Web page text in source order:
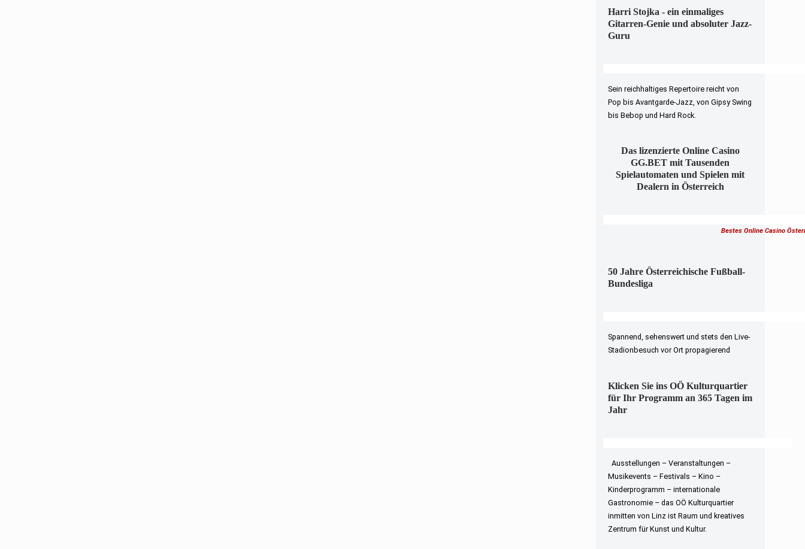
Harri Stojka - ein einmaliges
Gitarren-Genie und absoluter Jazz-
Guru
Sein reichhaltiges Repertoire reicht von
Pop bis Avantgarde-Jazz, von Gipsy Swing
bis Bebop und Hard Rock.
Das lizenzierte Online Casino
GG.BET mit Tausenden
Spielautomaten und Spielen mit
Dealern in Österreich
Bestes Online Casino
50 Jahre Österreichische Fußball-
Bundesliga
Spannend, sehenswert und stets den Live-
Stadionbesuch vor Ort propagierend
Klicken Sie ins OÖ Kulturquartier
für Ihr Programm an 365 Tagen im
Jahr
Ausstellungen – Veranstaltungen –
Musikevents – Festivals – Kino –
Kinderprogramm – internationale
Gastronomie – das OÖ Kulturquartier
inmitten von Linz ist Raum und kreatives
Zentrum für Kunst und Kultur.